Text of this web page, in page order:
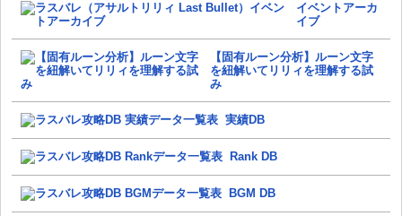
イベントアーカ
イブ
【固有ルーン分析】ルーン文字
を紐解いてリリィを理解する試
み
実績DB
Rank DB
BGM DB